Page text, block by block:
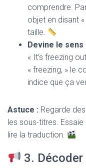
comprendre.
objet en disant «
taille.
Devine le
« It’s freezing
« freezing, » le
indice que ça
Astuce : Regarde
les sous-titres.
lire la traduction.
3.